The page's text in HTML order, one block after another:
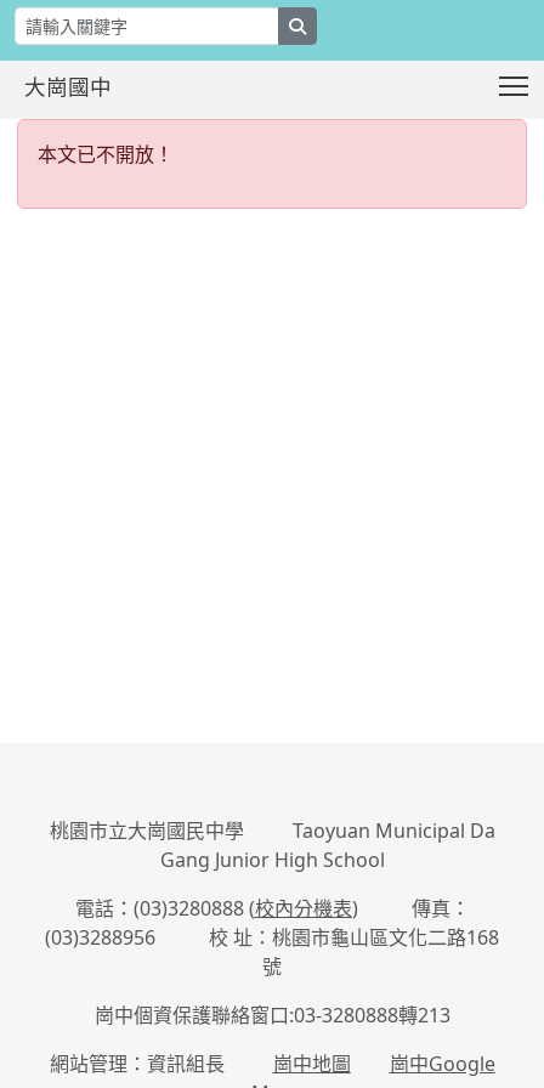
大崗國中
:::本文已不開放！
本文已不開放！
桃園市立大崗國民中學 Taoyuan Municipal Da
Gang Junior High School
電話：(03)3280888 (校內分機表) 傳真：
(03)3288956 校 址：桃園市龜山區文化二路168
號
崗中個資保護聯絡窗口:03-3280888轉213
網站管理：資訊組長 崗中地圖
崗中Google